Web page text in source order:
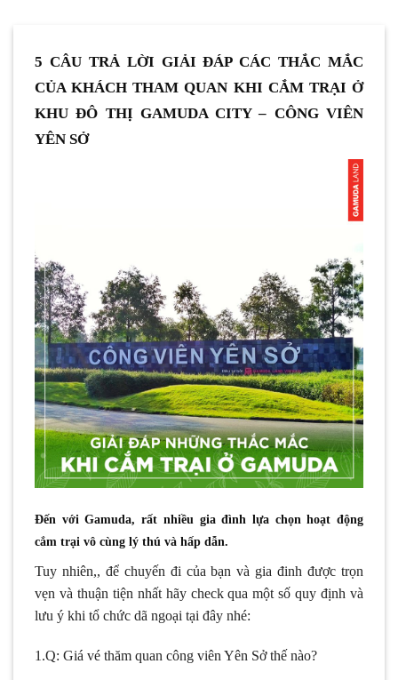
5 CÂU TRẢ LỜI GIẢI ĐÁP CÁC THẮC MẮC
CỦA KHÁCH THAM QUAN KHI CẮM TRẠI Ở
KHU ĐÔ THỊ GAMUDA CITY – CÔNG VIÊN
YÊN SỞ
Đến với Gamuda, rất nhiều gia đình lựa chọn hoạt động
cắm trại vô cùng lý thú và hấp dẫn.
Tuy nhiên,, để chuyến đi của bạn và gia đinh được trọn
vẹn và thuận tiện nhất hãy check qua một số quy định và
lưu ý khi tổ chức dã ngoại tại đây nhé:
1.Q: Giá vé thăm quan công viên Yên Sở thế nào?